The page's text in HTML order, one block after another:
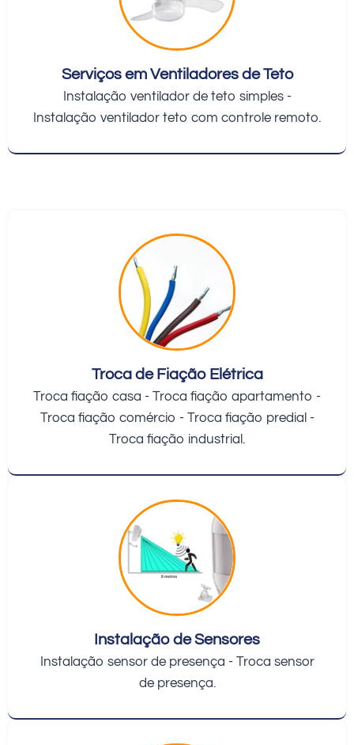
Serviços em Ventiladores de Teto
Instalação ventilador de teto simples -
Instalação ventilador teto com controle remoto.
Troca de Fiação Elétrica
Troca fiação casa - Troca fiação apartamento -
Troca fiação comércio - Troca fiação predial -
Troca fiação industrial.
Instalação de Sensores
Instalação sensor de presença - Troca sensor
de presença.